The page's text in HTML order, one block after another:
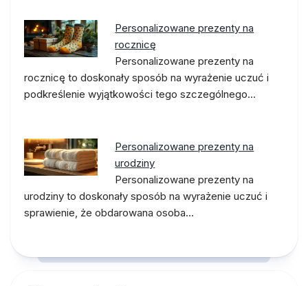
Personalizowane prezenty na
rocznicę
Personalizowane prezenty na
rocznicę to doskonały sposób na wyrażenie uczuć i
podkreślenie wyjątkowości tego szczególnego…
Personalizowane prezenty na
urodziny
Personalizowane prezenty na
urodziny to doskonały sposób na wyrażenie uczuć i
sprawienie, że obdarowana osoba…